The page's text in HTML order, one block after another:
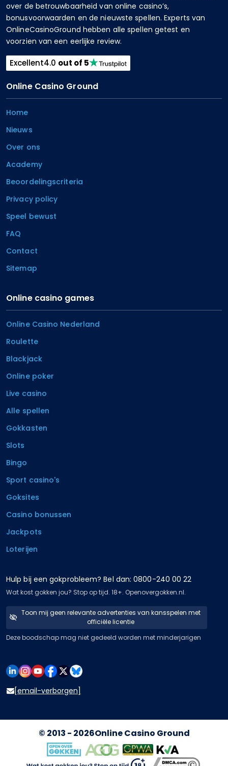
over de betrouwbaarheid van online casino’s,
bonusvoorwaarden en de nieuwste spellen. Experts van
OnlineCasinoGround hebben alle spellen getest en
voorzien van een eerlijke review.
Excellent4.0 out of 5
Online Casino Ground
Home
Nieuws
Over ons
Academy
Beoordelingscriteria
Privacy policy
Speel bewust
FAQ
Contact
Sitemap
Online casino games
Online Casino Nederland
Roulette
Blackjack
Online poker
Live casino
Alle spellen
Gokkasten
Slots
Bingo
Sport casino's
Goksites
Casino bonussen
Jackpots
Loterijen
Hulp bij een gokprobleem? Bel dan: 0800-240 00 22
Wat kost gokken jou? Stop op tijd. 18+. Openovergokken.nl.
Toon mij geen relevante advertenties van kansspelen met
officiële licentie
Deze boodschap mag niet gedeeld worden met minderjarigen
[email-verborgen]
© 2013 - 2026Online Casino Ground